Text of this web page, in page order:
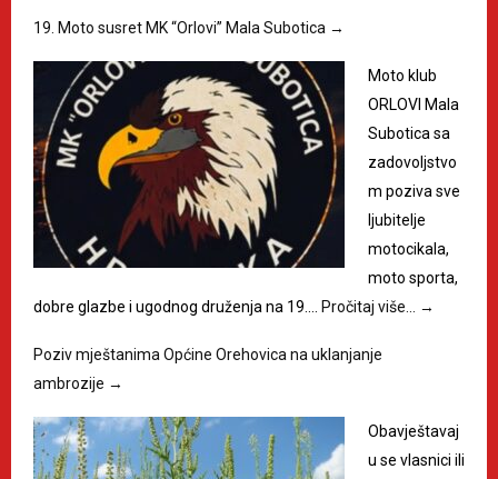
19. Moto susret MK “Orlovi” Mala Subotica →
Moto klub
ORLOVI Mala
Subotica sa
zadovoljstvo
m poziva sve
ljubitelje
motocikala,
moto sporta,
dobre glazbe i ugodnog druženja na 19.… Pročitaj više… →
Poziv mještanima Općine Orehovica na uklanjanje
ambrozije →
Obavještavaj
u se vlasnici ili